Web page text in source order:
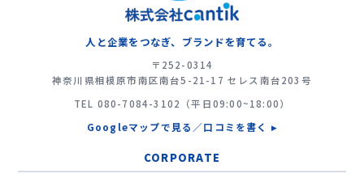
人と企業をつなぎ、ブランドを育てる。
〒252-0314
神奈川県相模原市南区南台5-21-17 セレス南台203号
TEL 080-7084-3102 （平日09:00~18:00）
Googleマップで見る／口コミを書く ▸
CORPORATE